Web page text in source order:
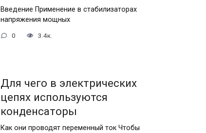
Введение Применение в стабилизаторах
напряжения мощных
0 3.4к.
Для чего в электрических
цепях используются
конденсаторы
Как они проводят переменный ток Чтобы